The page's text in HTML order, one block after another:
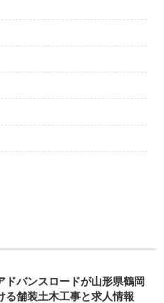
ドバンスロードが山形県鶴岡
る舗装土木工事と求人情報